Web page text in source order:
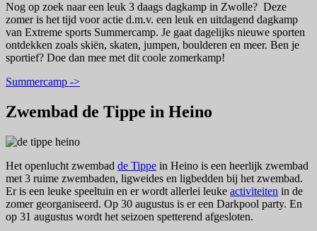
Nog op zoek naar een leuk 3 daags dagkamp in Zwolle? Deze
zomer is het tijd voor actie d.m.v. een leuk en uitdagend dagkamp
van Extreme sports Summercamp. Je gaat dagelijks nieuwe sporten
ontdekken zoals skiën, skaten, jumpen, boulderen en meer. Ben je
sportief? Doe dan mee met dit coole zomerkamp!
Summercamp ->
Zwembad de Tippe in Heino
Het openlucht zwembad de Tippe in Heino is een heerlijk zwembad
met 3 ruime zwembaden, ligweides en ligbedden bij het zwembad.
Er is een leuke speeltuin en er wordt allerlei leuke activiteiten in de
zomer georganiseerd. Op 30 augustus is er een Darkpool party. En
op 31 augustus wordt het seizoen spetterend afgesloten.